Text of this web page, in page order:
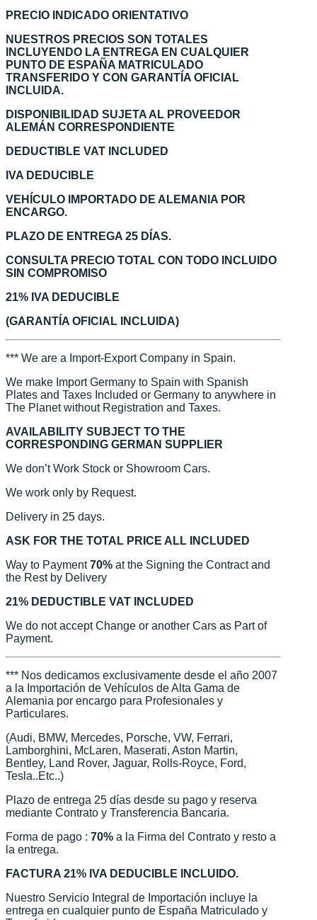
PRECIO INDICADO ORIENTATIVO
NUESTROS PRECIOS SON TOTALES
INCLUYENDO LA ENTREGA EN CUALQUIER
PUNTO DE ESPAÑA MATRICULADO
TRANSFERIDO Y CON GARANTÍA OFICIAL
INCLUIDA.
DISPONIBILIDAD SUJETA AL PROVEEDOR
ALEMÁN CORRESPONDIENTE
DEDUCTIBLE VAT INCLUDED
IVA DEDUCIBLE
VEHÍCULO IMPORTADO DE ALEMANIA POR
ENCARGO.
PLAZO DE ENTREGA 25 DÍAS.
CONSULTA PRECIO TOTAL CON TODO INCLUIDO
SIN COMPROMISO
21% IVA DEDUCIBLE
(GARANTÍA OFICIAL INCLUIDA)
*** We are a Import-Export Company in Spain.
We make Import Germany to Spain with Spanish
Plates and Taxes Included or Germany to anywhere in
The Planet without Registration and Taxes.
AVAILABILITY SUBJECT TO THE
CORRESPONDING GERMAN SUPPLIER
We don’t Work Stock or Showroom Cars.
We work only by Request.
Delivery in 25 days.
ASK FOR THE TOTAL PRICE ALL INCLUDED
Way to Payment70% at the Signing the Contract and
the Rest by Delivery
21% DEDUCTIBLE VAT INCLUDED
We do not accept Change or another Cars as Part of
Payment.
*** Nos dedicamos exclusivamente desde el año 2007
a la Importación de Vehículos de Alta Gama de
Alemania por encargo para Profesionales y
Particulares.
(Audi, BMW, Mercedes, Porsche, VW, Ferrari,
Lamborghini, McLaren, Maserati, Aston Martin,
Bentley, Land Rover, Jaguar, Rolls-Royce, Ford,
Tesla..Etc..)
Plazo de entrega 25 días desde su pago y reserva
mediante Contrato y Transferencia Bancaria.
Forma de pago : 70% a la Firma del Contrato y resto a
la entrega.
FACTURA 21% IVA DEDUCIBLE INCLUIDO.
Nuestro Servicio Integral de Importación incluye la
entrega en cualquier punto de España Matriculado y